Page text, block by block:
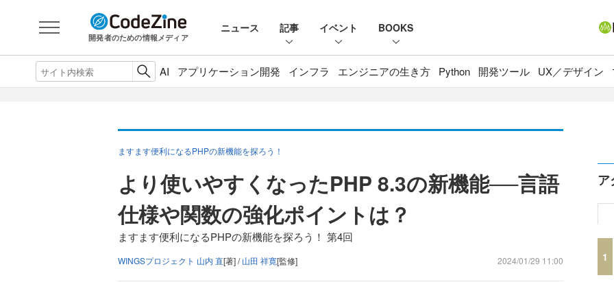
開発者のための情報メディア
ニュース 記事 イベント BOOKS
AI アプリケーション開発 インフラ エンジニアの生き方 Python 開発ツール UX／デザイン
ますます便利になるPHPの新機能を探ろう！
より使いやすくなったPHP 8.3の新機能──言語
仕様や関数の強化ポイントは？
ますます便利になるPHPの新機能を探ろう！ 第4回
WINGSプロジェクト 山内 直[著] /山田 祥寛[監修] 2024/01/29 11:00
ア
1